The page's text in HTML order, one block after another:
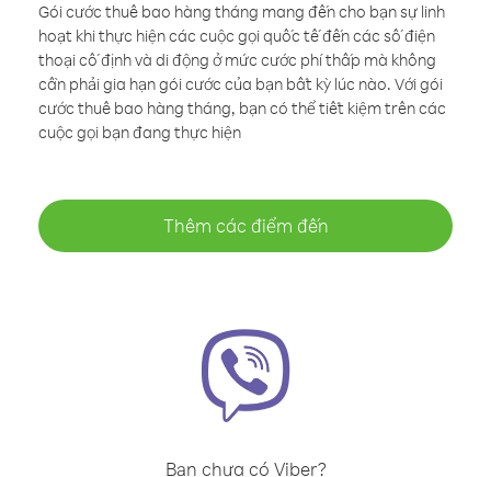
Gói cước thuê bao hàng tháng mang đến cho bạn sự linh
hoạt khi thực hiện các cuộc gọi quốc tế đến các số điện
thoại cố định và di động ở mức cước phí thấp mà không
cần phải gia hạn gói cước của bạn bất kỳ lúc nào. Với gói
cước thuê bao hàng tháng, bạn có thể tiết kiệm trên các
cuộc gọi bạn đang thực hiện
Thêm các điểm đến
Bạn chưa có Viber?